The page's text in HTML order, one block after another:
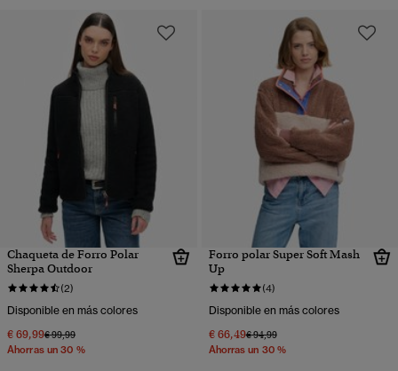
Chaqueta de Forro Polar
Sherpa Outdoor
(2)
Disponible en más colores
€ 69,99Precio rebajado de
€ 99,99a
Ahorras un 30 %
Forro polar Super Soft Mash
Up
(4)
Disponible en más colores
€ 66,49Precio rebajado de
€ 94,99a
Ahorras un 30 %